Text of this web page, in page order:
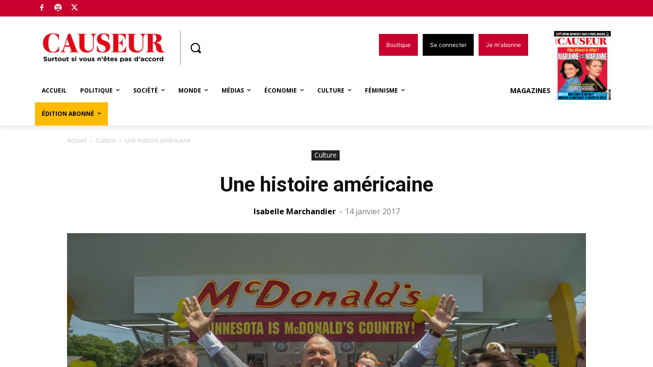
Boutique Se connecter Je m'abonne
ACCUEIL POLITIQUE SOCIÉTÉ MONDE MÉDIAS ÉCONOMIE CULTURE FÉMINISME
ÉDITION ABONNÉ
MAGAZINES
Accueil Culture Une histoire américaine
Culture
Une histoire américaine
Isabelle Marchandier - 14 janvier 2017